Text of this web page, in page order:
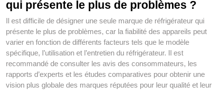
qui présente le plus de problèmes ?
Il est difficile de désigner une seule marque de réfrigérateur qui
présente le plus de problèmes, car la fiabilité des appareils peut
varier en fonction de différents facteurs tels que le modèle
spécifique, l’utilisation et l’entretien du réfrigérateur. Il est
recommandé de consulter les avis des consommateurs, les
rapports d’experts et les études comparatives pour obtenir une
vision plus globale des marques réputées pour leur qualité et leur